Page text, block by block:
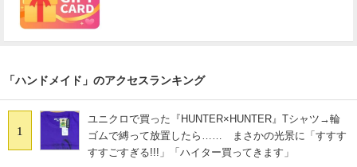
「ハンドメイド」のアクセスランキング
1
ユニクロで買った『HUNTER×HUNTER』Tシャツ→輪
ゴムで縛って放置したら…… まさかの光景に「すすす
すすごすぎる!!!」「ハイター買ってきます」